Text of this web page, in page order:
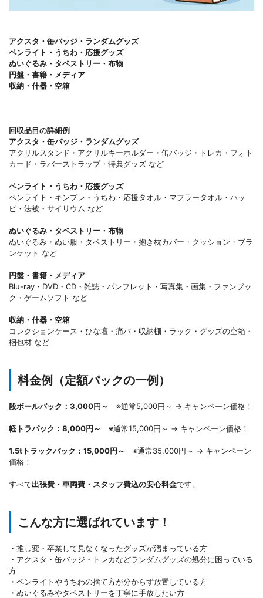
アクスタ・缶バッジ・ランダムグッズ
ペンライト・うちわ・応援グッズ
ぬいぐるみ・タペストリー・布物
円盤・書籍・メディア
収納・什器・空箱
回収品目の詳細例
アクスタ・缶バッジ・ランダムグッズ
アクリルスタンド・アクリルキーホルダー・缶バッジ・トレカ・フォト
カード・ラバーストラップ・特典グッズ など
ペンライト・うちわ・応援グッズ
ペンライト・キンブレ・うちわ・応援タオル・マフラータオル・ハッ
ピ・法被・サイリウム など
ぬいぐるみ・タペストリー・布物
ぬいぐるみ・ぬい服・タペストリー・抱き枕カバー・クッション・ブラ
ンケット など
円盤・書籍・メディア
Blu-ray・DVD・CD・雑誌・パンフレット・写真集・画集・ファンブッ
ク・ゲームソフト など
収納・什器・空箱
コレクションケース・ひな壇・痛バ・収納棚・ラック・グッズの空箱・
梱包材 など
料金例（定額パックの一例）
段ボールパック：3,000円～ ※通常5,000円～ → キャンペーン価格！
軽トラパック：8,000円～ ※通常15,000円～ → キャンペーン価格！
1.5tトラックパック：15,000円～
※通常35,000円～ → キャンペーン
価格！
すべて出張費・車両費・スタッフ費込の安心料金です。
こんな方に選ばれています！
・推し変・卒業して見なくなったグッズが溜まっている方
・アクスタ・缶バッジ・トレカなどランダムグッズの処分に困っている
方
・ペンライトやうちわの捨て方が分からず放置している方
・ぬいぐるみやタペストリーを丁寧に手放したい方